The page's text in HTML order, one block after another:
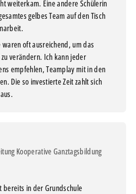
weiterkam. Eine andere Schülerin
gelbes Team auf den Tisch
oft ausreichend, um das
verändern. Ich kann jeder
empfehlen, Teamplay mit in den
Die so investierte Zeit zahlt sich
Kooperative Ganztagsbildung
bereits in der Grundschule